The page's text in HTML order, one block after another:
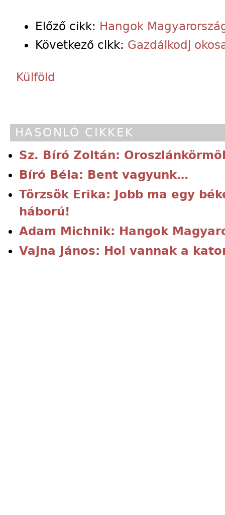
Előző cikk: Hangok
Következő cikk: Gazdálkodj
Külföld
HASONLÓ CIKKEK
Sz. Bíró Zoltán:
Bíró Béla: Bent vagyunk…
Törzsök Erika: Jobb ma egy
háború!
Adam Michnik: Hangok
Vajna János: Hol vannak a